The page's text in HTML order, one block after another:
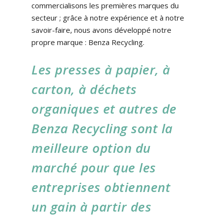
commercialisons les premières marques du
secteur ; grâce à notre expérience et à notre
savoir-faire, nous avons développé notre
propre marque : Benza Recycling.
Les presses à papier, à
carton, à déchets
organiques et autres de
Benza Recycling sont la
meilleure option du
marché pour que les
entreprises obtiennent
un gain à partir des